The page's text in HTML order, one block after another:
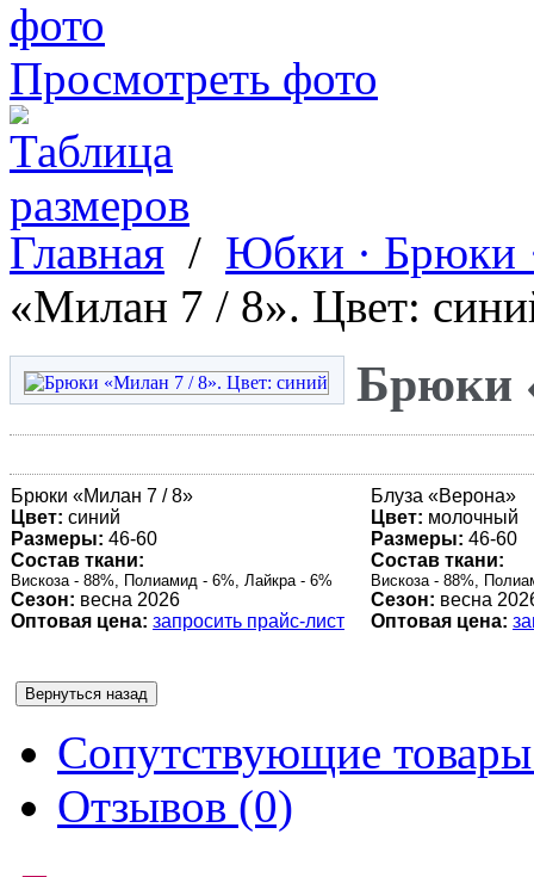
Просмотреть фото
Главная / Юбки · Брюки
«Милан 7 / 8». Цвет:
Брюки
Брюки «Милан 7 / 8»
Цвет: синий
Размеры: 46-60
Состав ткани:
Вискоза - 88%, Полиамид - 6%, Лайкра - 6%
Сезон: весна 2026
Оптовая цена: запросить прайс-лист
Блуза «Верона»
Цвет: молочный
Размеры: 46-60
Состав ткани:
Вискоза - 88%,
Сезон: весна
Оптовая цена:
Сопутствующие
Отзывов (0)